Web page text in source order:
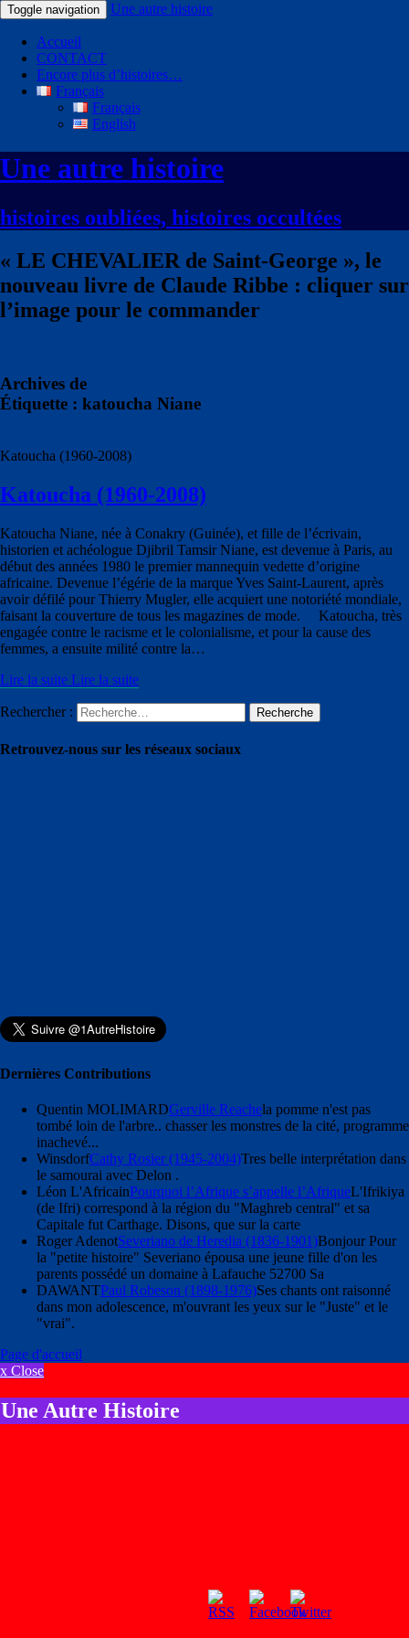
Toggle navigation Une autre histoire
Accueil
CONTACT
Encore plus d’histoires…
Français
Français
English
Une autre histoire
histoires oubliées, histoires occultées
« LE CHEVALIER de Saint-George », le
nouveau livre de Claude Ribbe : cliquer sur
l’image pour le commander
Archives de
Étiquette : katoucha Niane
Katoucha (1960-2008)
Katoucha (1960-2008)
Katoucha Niane, née à Conakry (Guinée), et fille de l’écrivain,
historien et achéologue Djibril Tamsir Niane, est devenue à Paris, au
début des années 1980 le premier mannequin vedette d’origine
africaine. Devenue l’égérie de la marque Yves Saint-Laurent, après
avoir défilé pour Thierry Mugler, elle acquiert une notoriété mondiale,
faisant la couverture de tous les magazines de mode. Katoucha, très
engagée contre le racisme et le colonialisme, et pour la cause des
femmes, a ensuite milité contre la…
Lire la suite Lire la suite
Rechercher : Recherche
Retrouvez-nous sur les réseaux sociaux
Dernières Contributions
Quentin MOLIMARDGerville Reachela pomme n'est pas
tombé loin de l'arbre.. chasser les monstres de la cité, programme
inachevé...
WinsdorfCathy Rosier (1945-2004)Tres belle interprétation dans
le samourai avec Delon .
Léon L'AfricainPourquoi l’Afrique s’appelle l’AfriqueL'Ifrikiya
(de Ifri) correspond à la région du "Maghreb central" et sa
Capitale fut Carthage. Disons, que sur la carte
Roger AdenotSeveriano de Heredia (1836-1901)Bonjour Pour
la "petite histoire" Severiano épousa une jeune fille d'on les
parents possédé un domaine à Lafauche 52700 Sa
DAWANTPaul Robeson (1898-1976)Ses chants ont raisonné
dans mon adolescence, m'ouvrant les yeux sur le "Juste" et le
"vrai".
Page d'accueil
x Close
Une Autre Histoire